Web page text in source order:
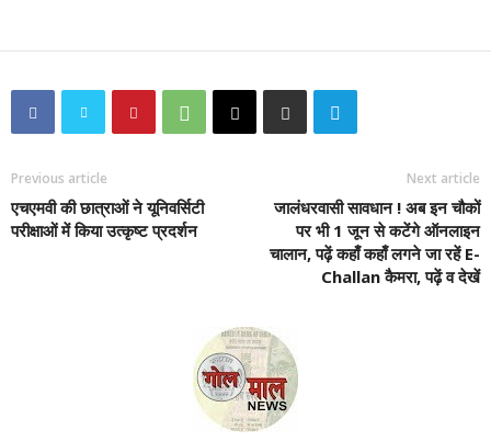
Previous article
एचएमवी की छात्राओं ने यूनिवर्सिटी
परीक्षाओं में किया उत्कृष्ट प्रदर्शन
Next article
जालंधरवासी सावधान ! अब इन चौकों
पर भी 1 जून से कटेंगे ऑनलाइन
चालान, पढ़ें कहाँ कहाँ लगने जा रहें E-
Challan कैमरा, पढ़ें व देखें